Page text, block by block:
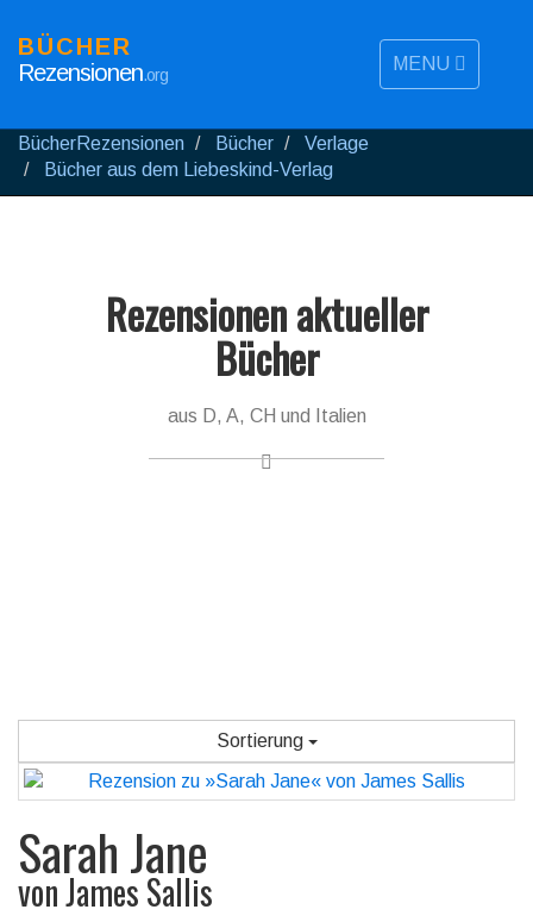
MENU
BÜCHER
Rezensionen.org
BücherRezensionen Bücher
Verlage
Bücher aus dem Liebeskind-Verlag
Rezensionen aktueller
Bücher
aus D, A, CH und Italien
Sortierung
Sarah Jane
vonJames Sallis